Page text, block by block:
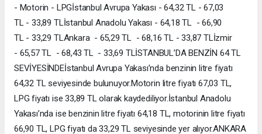
- Motorin - LPGİstanbul Avrupa Yakası - 64,32 TL - 67,03
TL - 33,89 TLİstanbul Anadolu Yakası - 64,18 TL - 66,90
TL - 33,29 TLAnkara - 65,29 TL - 68,16 TL - 33,87 TLİzmir
- 65,57 TL - 68,43 TL - 33,69 TLİSTANBUL’DA BENZİN 64 TL
SEVİYESİNDEİstanbul Avrupa Yakası’nda benzinin litre fiyatı
64,32 TL seviyesinde bulunuyor.Motorin litre fiyatı 67,03 TL,
LPG fiyatı ise 33,89 TL olarak kaydediliyor.İstanbul Anadolu
Yakası’nda ise benzinin litre fiyatı 64,18 TL, motorinin litre fiyatı
66,90 TL, LPG fiyatı da 33,29 TL seviyesinde yer alıyor.ANKARA